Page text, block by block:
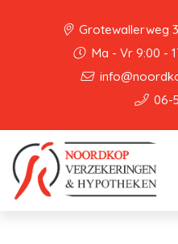
Grotewallerweg
Ma - Vr 9:00 -
06-